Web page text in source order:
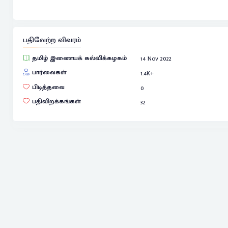
பதிவேற்ற விவரம்
தமிழ் இணையக் கல்விக்கழகம்
14 Nov 2022
பார்வைகள்
1.4K+
பிடித்தவை
0
பதிவிறக்கங்கள்
32